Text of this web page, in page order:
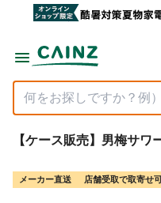
【ケース販売】男梅サワ
メーカー直送 店舗受取で取寄せ